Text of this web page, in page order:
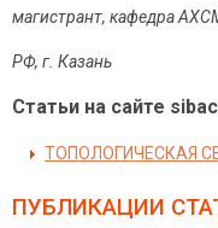
магистрант, кафедра
РФ, г. Казань
Статьи на сайте
ТОПОЛОГИЧЕСКАЯ
ПУБЛИКАЦИИ